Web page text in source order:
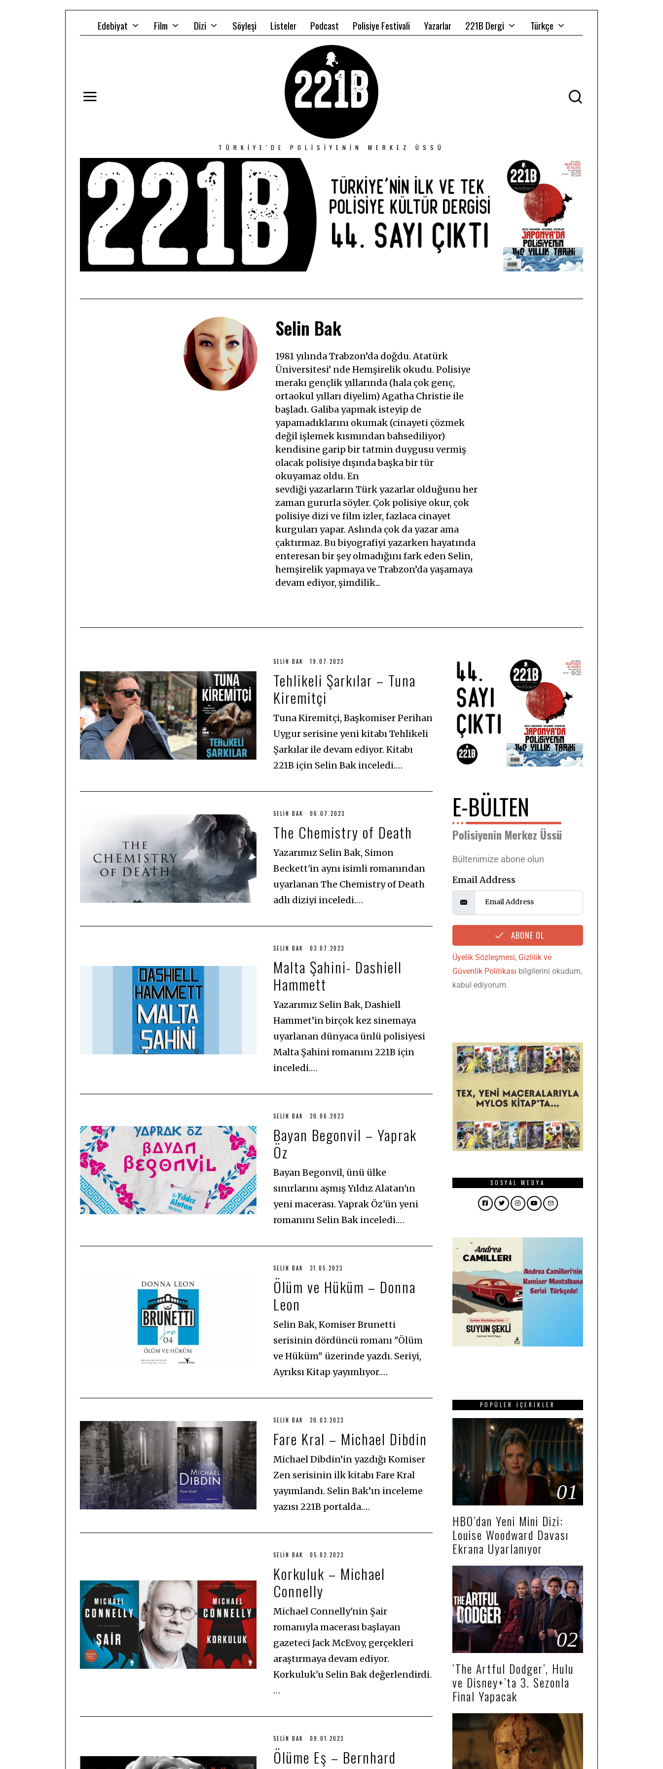
Edebiyat Film Dizi Söyleşi Listeler Podcast Polisiye Festivali Yazarlar 221B Dergi Türkçe
TÜRKIYE'DE POLISIYENIN MERKEZ ÜSSÜ
Selin Bak
1981 yılında Trabzon’da doğdu. Atatürk
Üniversitesi’ nde Hemşirelik okudu. Polisiye
merakı gençlik yıllarında (hala çok genç,
ortaokul yılları diyelim) Agatha Christie ile
başladı. Galiba yapmak isteyip de
yapamadıklarını okumak (cinayeti çözmek
değil işlemek kısmından bahsediliyor)
kendisine garip bir tatmin duygusu vermiş
olacak polisiye dışında başka bir tür
okuyamaz oldu. En
sevdiği yazarların Türk yazarlar olduğunu her
zaman gururla söyler. Çok polisiye okur, çok
polisiye dizi ve film izler, fazlaca cinayet
kurguları yapar. Aslında çok da yazar ama
çaktırmaz. Bu biyografiyi yazarken hayatında
enteresan bir şey olmadığını fark eden Selin,
hemşirelik yapmaya ve Trabzon’da yaşamaya
devam ediyor, şimdilik...
SELIN BAK 19.07.2023
0
2
Tehlikeli Şarkılar – Tuna
Kiremitçi
Tuna Kiremitçi, Başkomiser Perihan
Uygur serisine yeni kitabı Tehlikeli
Şarkılar ile devam ediyor. Kitabı
221B için Selin Bak inceledi.…
SELIN BAK 06.07.2023
.
2
0
2
3
The Chemistry of Death
Yazarımız Selin Bak, Simon
Beckett'in aynı isimli romanından
uyarlanan The Chemistry of Death
adlı diziyi inceledi.…
SELIN BAK 03.07.2023
.
0
0
2
Malta Şahini- Dashiell
Hammett
Yazarımız Selin Bak, Dashiell
Hammet’in birçok kez sinemaya
uyarlanan dünyaca ünlü polisiyesi
Malta Şahini romanını 221B için
inceledi.…
SELIN BAK 20.06.2023
0
0
2
Bayan Begonvil – Yaprak
Öz
Bayan Begonvil, ünü ülke
sınırlarını aşmış Yıldız Alatan'ın
yeni macerası. Yaprak Öz'ün yeni
romanını Selin Bak inceledi.…
SELIN BAK 31.05.2023
0
2
Ölüm ve Hüküm – Donna
Leon
Selin Bak, Komiser Brunetti
serisinin dördüncü romanı "Ölüm
ve Hüküm" üzerinde yazdı. Seriyi,
Ayrıksı Kitap yayımlıyor.…
SELIN BAK 20.03.2023
.
0
.
2
0
2
Fare Kral – Michael Dibdin
Michael Dibdin’in yazdığı Komiser
Zen serisinin ilk kitabı Fare Kral
yayımlandı. Selin Bak’ın inceleme
yazısı 221B portalda.…
SELIN BAK 05.02.2023
.
0
0
2
Korkuluk – Michael
Connelly
Michael Connelly'nin Şair
romanıyla macerası başlayan
gazeteci Jack McEvoy, gerçekleri
araştırmaya devam ediyor.
Korkuluk'u Selin Bak değerlendirdi.
…
SELIN BAK 09.01.2023
.
0
Ölüme Eş – Bernhard
E-BÜLTEN
Polisiyenin Merkez Üssü
Bültenimize abone olun
Email Address
ABONE OL
Üyelik Sözleşmesi, Gizlilik ve
Güvenlik Politikası bilgilerini okudum,
kabul ediyorum.
SOSYAL MEDYA
Facebook
TwitterInstagram
YouTube
Email
POPÜLER İÇERIKLER
01
HBO’dan Yeni Mini Dizi:
Louise Woodward Davası
Ekrana Uyarlanıyor
02
‘The Artful Dodger’, Hulu
ve Disney+’ta 3. Sezonla
Final Yapacak